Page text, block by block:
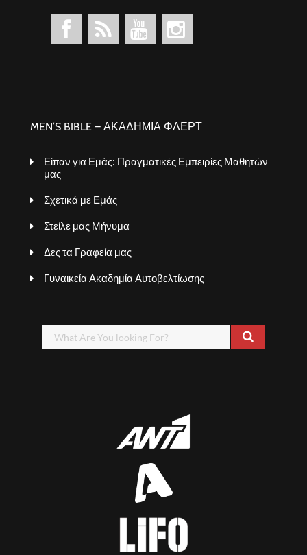
MEN’S BIBLE – ΑΚΑΔΗΜΙΑ ΦΛΕΡΤ
Είπαν για Εμάς: Πραγματικές Εμπειρίες Μαθητών
μας
Σχετικά με Εμάς
Στείλε μας Μήνυμα
Δες τα Γραφεία μας
Γυναικεία Ακαδημία Αυτοβελτίωσης